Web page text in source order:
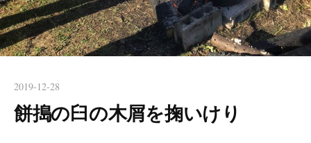
2019-12-28
餅搗の臼の木屑を掬いけり